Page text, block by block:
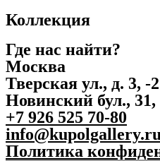
Коллекция
Где нас найти?
Москва
Тверская ул., д. 3, -
Новинский бул., 31,
+7 926 525 70-80
info@kupolgallery.ru
Политика